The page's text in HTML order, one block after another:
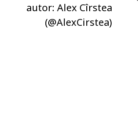
autor: Alex Cîrstea
(@AlexCirstea)